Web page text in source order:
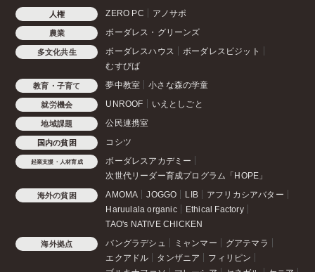
人権 ZERO PC アノサポ
農業 ボーダレス・グリーンズ
多文化共生 ボーダレスハウス
ボーダレスビジット
むすびば
教育・子育て 夢中教室 小さな森の学童
就労機会 UNROOF いえとしごと
地域課題 公民連携室
国内の貧困 コシツ
起業支援・人材育成
ボーダレスアカデミー
次世代リーダー育成プログラム「HOPE」
海外の貧困 AMOMA JOGGO LIB
アフリカシアバター
Haruulala organic
Ethical Factory
TAO's NATIVE CHICKEN
海外拠点 バングラデシュ ミャンマー
グアテマラ
エクアドル
タンザニア
フィリピン